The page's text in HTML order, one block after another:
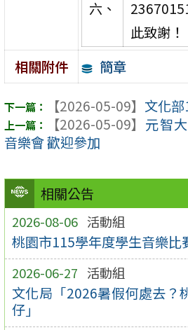
相關公告
2026-08-06 活動組
桃園市115學年度學生音樂比
2026-06-27 活動組
文化局「2026暑假何處去？
仔」
六、
此致謝！
相關附件
簡章
【2026-05-09】 文化
【2026-05-09】 元智
音樂會 歡迎參加